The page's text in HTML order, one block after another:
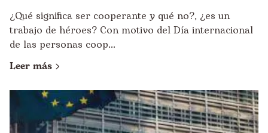
¿Qué significa ser cooperante y qué no?, ¿es un
trabajo de héroes? Con motivo del Día internacional
de las personas coop...
Leer más